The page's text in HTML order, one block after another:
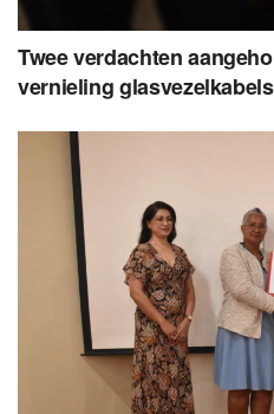
Twee verdachten
vernieling